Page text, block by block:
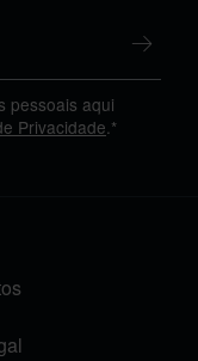
pessoais aqui
Privacidade.*